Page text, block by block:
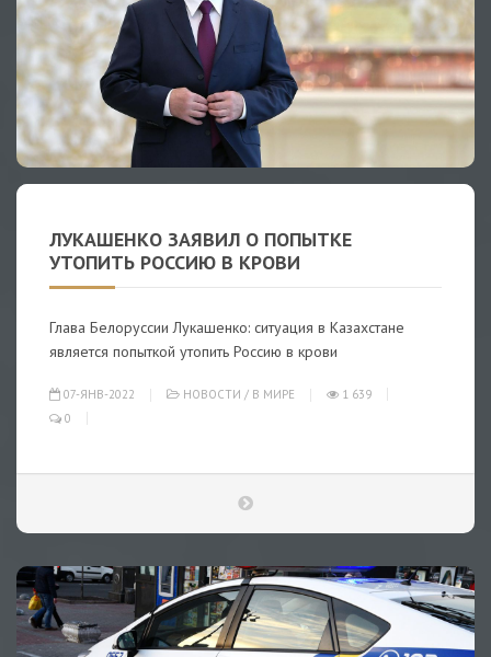
ЛУКАШЕНКО ЗАЯВИЛ О ПОПЫТКЕ
УТОПИТЬ РОССИЮ В КРОВИ
Глава Белоруссии Лукашенко: ситуация в Казахстане
является попыткой утопить Россию в крови
07-ЯНВ-2022 НОВОСТИ / В МИРЕ
1 639
0